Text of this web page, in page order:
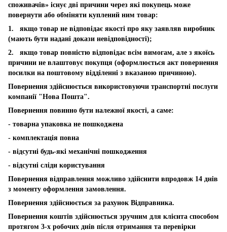
споживачів» існує дві причини через які покупець може
повернути або обміняти куплений ним товар:
1. якщо товар не відповідає якості про яку заявляв виробник
(мають бути надані докази невідповідності);
2. якщо товар повністю відповідає всім вимогам, але з якоїсь
причини не влаштовує покупця (оформлюється акт повернення
посилки на поштовому відділенні з вказаною причиною).
Повернення здійснюється використовуючи транспортні послуги
компанії "Нова Пошта".
Повернення повинно бути належної якості, а саме:
- товарна упаковка не пошкоджена
- комплектація повна
- відсутні будь-які механічні пошкодження
- відсутні сліди користування
Повернення відправлення можливо здійснити впродовж 14 днів
з моменту оформлення замовлення.
Повернення здійснюється за рахунок Відправника.
Повернення коштів здійснюється зручним для клієнта способом
протягом 3-х робочих днів після отримання та перевірки